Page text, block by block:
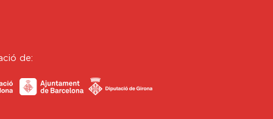
de: